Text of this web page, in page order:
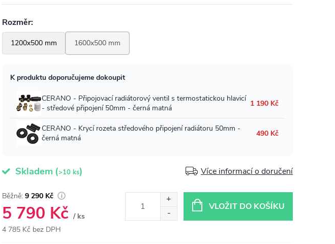
Skladem (>10 ks) Více informací o doručení
9 290 Kč
5 790 Kč / ks
4 785 Kč bez DPH
VLOŽIT DO KOŠÍKU